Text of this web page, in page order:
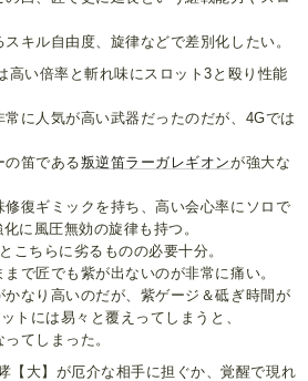
キル自由度、旋律などで差別化したい。
高い倍率と斬れ味にスロット3と殴り性能
に人気が高い武器だったのだが、4Gでは
の笛である叛逆笛ラーガレギオンが強大な
復ギミックを持ち、高い会心率にソロで
に風圧無効の旋律も持つ。
こちらに劣るものの必要十分。
で匠でも紫が出ないのが非常に痛い。
なり高いのだが、紫ゲージ＆砥ぎ時間が
トには易々と覆えってしまうと、
てしまった。
【大】が厄介な相手に担ぐか、覚醒で現れ